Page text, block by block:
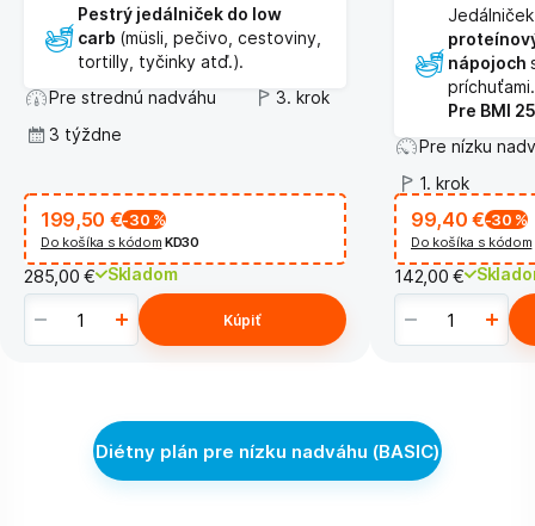
Pestrý jedálniček do low
carb (müsli, pečivo, cestoviny,
tortilly, tyčinky atď.).
Pre strednú nadváhu
3. krok
3 týždne
199,50 €-30 %
Do košíka s kódom KD30
285,00 € Skladom
Kúpiť
nápojoch
príchuťami.
Pre BMI
Pre nízku
1. krok
99,40 €-30 %
Do košíka s kódom
142,00 €
Diétny plán pre nízku nadváhu (BASIC)